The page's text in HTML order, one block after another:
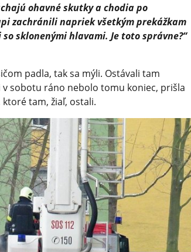
ohavné skutky a chodia po
zachránili napriek všetkým prekážkam
sklonenými hlavami. Je toto správne?“
padla, tak sa mýli. Ostávali tam
sobotu ráno nebolo tomu koniec, prišla
tam, žiaľ, ostali.